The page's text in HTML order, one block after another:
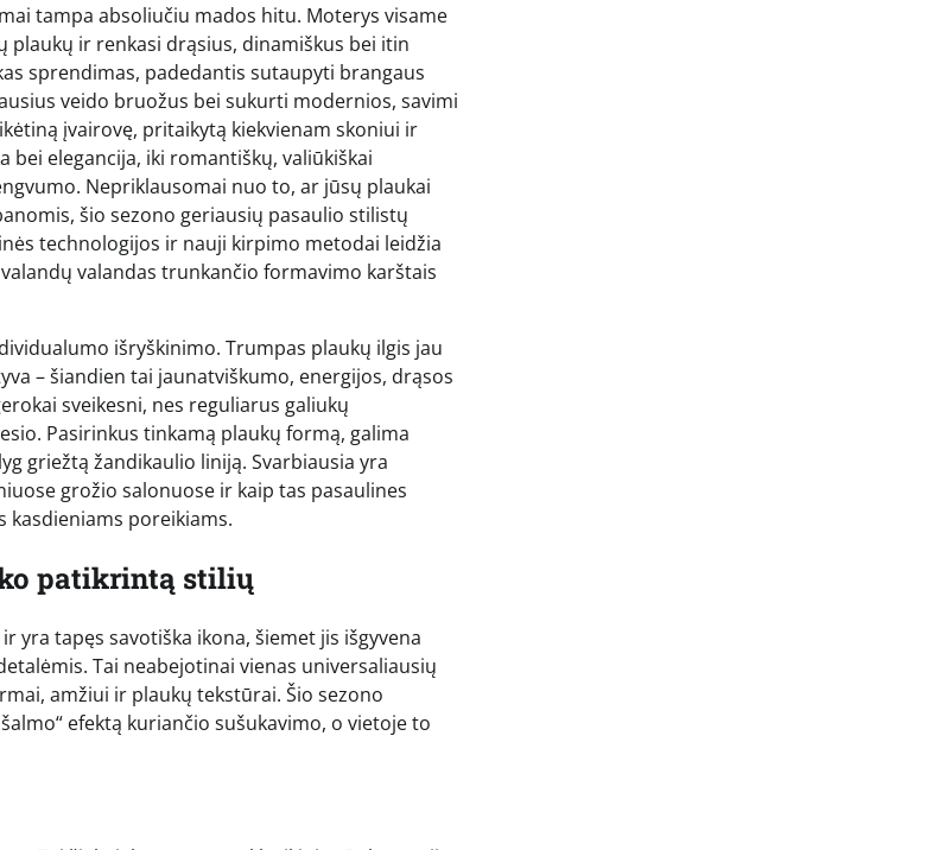
tampa absoliučiu mados hitu. Moterys visame
plaukų ir renkasi drąsius, dinamiškus bei itin
sprendimas, padedantis sutaupyti brangaus
veido bruožus bei sukurti modernios, savimi
įvairovę, pritaikytą kiekvienam skoniui ir
elegancija, iki romantiškų, valiūkiškai
Nepriklausomai nuo to, ar jūsų plaukai
šio sezono geriausių pasaulio stilistų
technologijos ir nauji kirpimo metodai leidžia
valandas trunkančio formavimo karštais
išryškinimo. Trumpas plaukų ilgis jau
– šiandien tai jaunatviškumo, energijos, drąsos
sveikesni, nes reguliarus galiukų
Pasirinkus tinkamą plaukų formą, galima
griežtą žandikaulio liniją. Svarbiausia yra
grožio salonuose ir kaip tas pasaulines
kasdieniams poreikiams.
patikrintą stilių
yra tapęs savotiška ikona, šiemet jis išgyvena
Tai neabejotinai vienas universaliausių
amžiui ir plaukų tekstūrai. Šio sezono
efektą kuriančio sušukavimo, o vietoje to